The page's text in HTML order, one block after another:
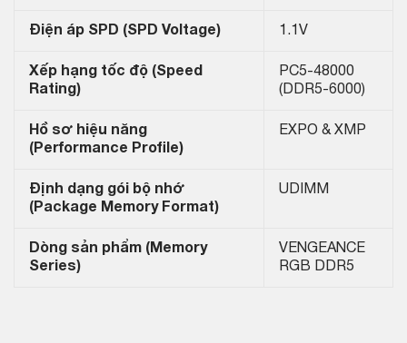
Điện áp SPD (SPD Voltage) 1.1V
Xếp hạng tốc độ (Speed
Rating)
PC5-48000
(DDR5-6000)
Hồ sơ hiệu năng
(Performance Profile)
EXPO & XMP
Định dạng gói bộ nhớ
(Package Memory Format)
UDIMM
Dòng sản phẩm (Memory
Series)
VENGEANCE
RGB DDR5